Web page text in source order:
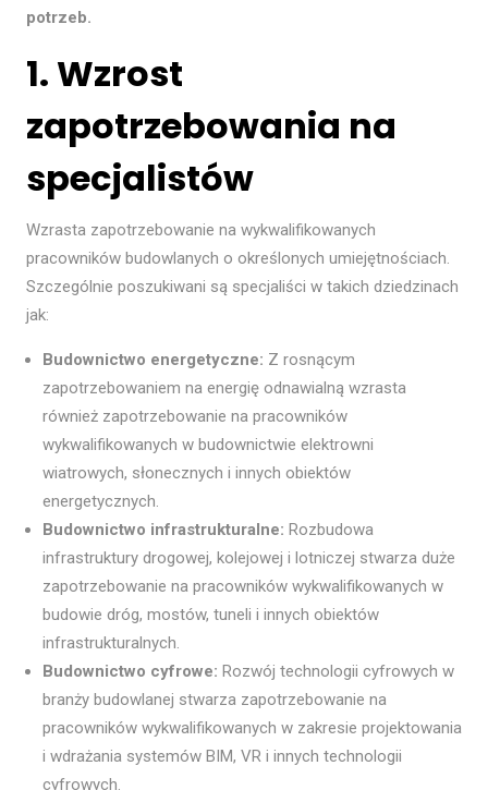
potrzeb.
1. Wzrost
zapotrzebowania na
specjalistów
Wzrasta zapotrzebowanie na wykwalifikowanych
pracowników budowlanych o określonych umiejętnościach.
Szczególnie poszukiwani są specjaliści w takich dziedzinach
jak:
Budownictwo energetyczne: Z rosnącym
zapotrzebowaniem na energię odnawialną wzrasta
również zapotrzebowanie na pracowników
wykwalifikowanych w budownictwie elektrowni
wiatrowych, słonecznych i innych obiektów
energetycznych.
Budownictwo infrastrukturalne: Rozbudowa
infrastruktury drogowej, kolejowej i lotniczej stwarza duże
zapotrzebowanie na pracowników wykwalifikowanych w
budowie dróg, mostów, tuneli i innych obiektów
infrastrukturalnych.
Budownictwo cyfrowe: Rozwój technologii cyfrowych w
branży budowlanej stwarza zapotrzebowanie na
pracowników wykwalifikowanych w zakresie projektowania
i wdrażania systemów BIM, VR i innych technologii
cyfrowych.